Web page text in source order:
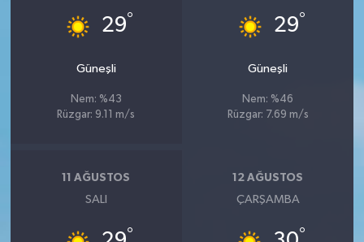
29°
Güneşli
Nem: %43
Rüzgar: 9.11 m/s
29°
Güneşli
Nem: %46
Rüzgar: 7.69 m/s
11 AĞUSTOS
SALI
°
12 AĞUSTOS
ÇARŞAMBA
°